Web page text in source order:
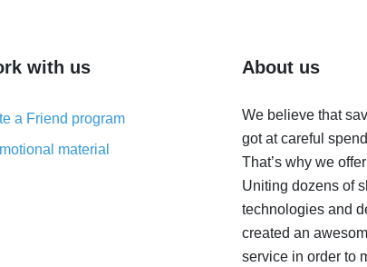
with us
a Friend program
material
About us
We believe that
got at careful
That’s why we
Uniting dozens of
technologies and
created an
service in order to